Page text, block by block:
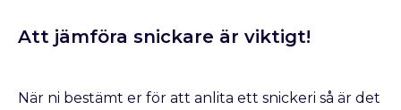
Att jämföra snickare är viktigt!
När ni bestämt er för att anlita ett snickeri så är det